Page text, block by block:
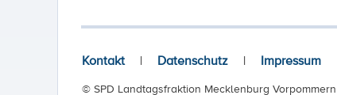
Kontakt | Datenschutz | Impressum
© SPD Landtagsfraktion Mecklenburg Vorpommern